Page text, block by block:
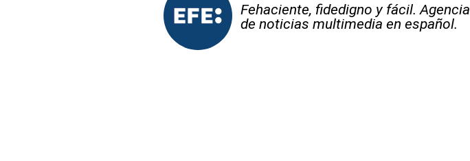
Fehaciente, fidedigno y fácil. Agencia
de noticias multimedia en español.